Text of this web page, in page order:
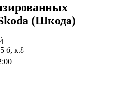
(Шкода)
б, к.8